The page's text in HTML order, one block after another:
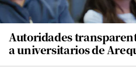
Autoridades
a universitarios de